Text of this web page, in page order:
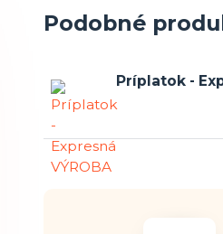
Podobné
Príplatok -